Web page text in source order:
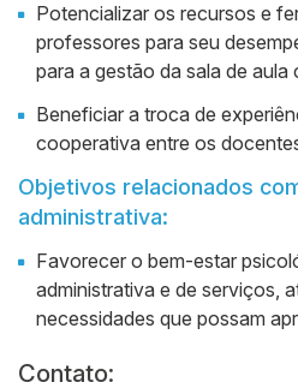
Potencializar os recursos e
professores para seu
para a gestão da sala de
Beneficiar a troca de
cooperativa entre os
Objetivos relacionados
administrativa:
Favorecer o bem-estar
administrativa e de serviços,
necessidades que possam
Contato: